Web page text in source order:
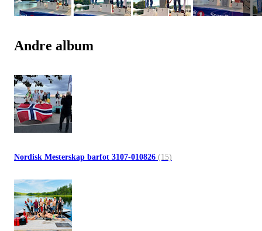
Andre album
Nordisk Mesterskap barfot 3107-010826 (15)